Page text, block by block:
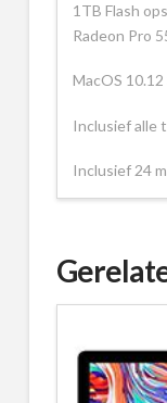
1TB Flash
Radeon Pro
MacOS 10.12
Inclusief alle
Inclusief 24